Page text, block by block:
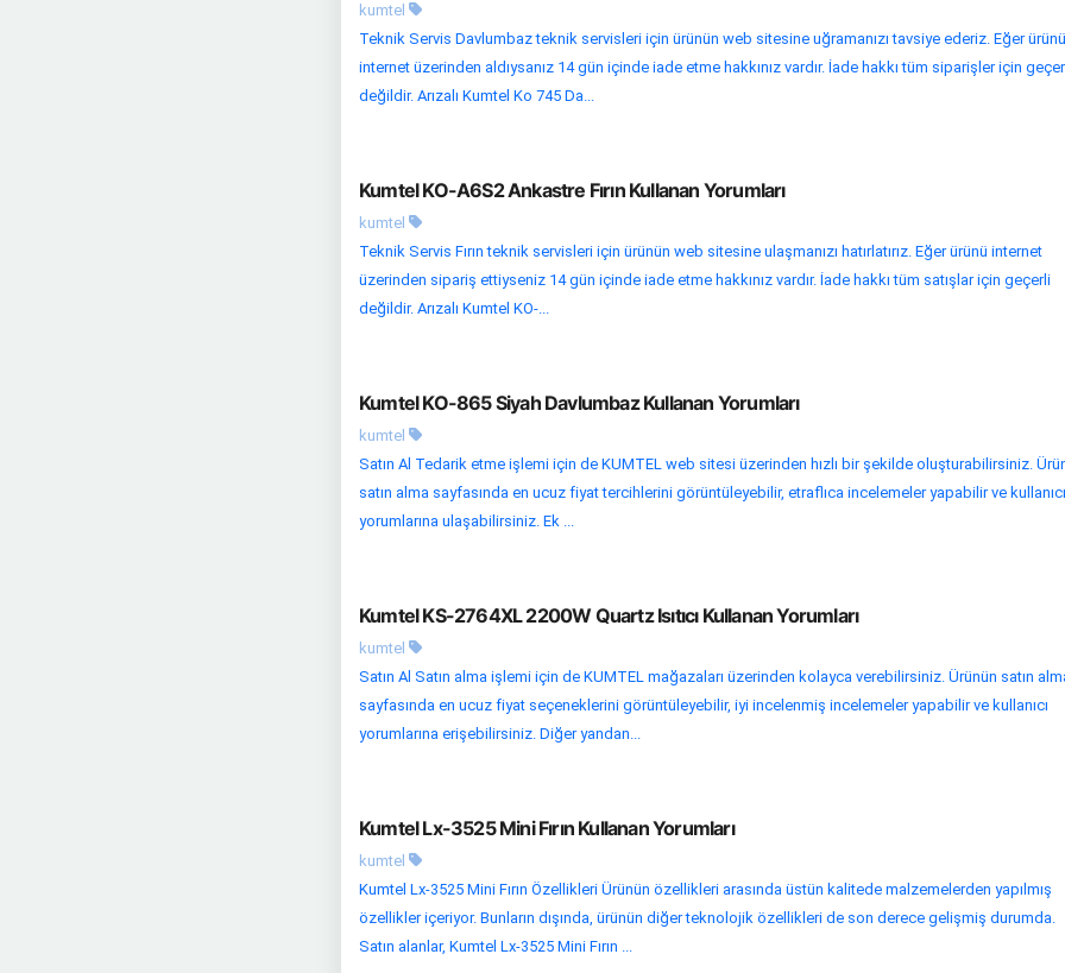
kumtel
Teknik Servis Davlumbaz teknik servisleri için ürünün web sitesine uğramanızı tavsiye ederiz. Eğer ürünü
internet üzerinden aldıysanız 14 gün içinde iade etme hakkınız vardır. İade hakkı tüm siparişler için
değildir. Arızalı Kumtel Ko 745 Da...
Kumtel KO-A6S2 Ankastre Fırın Kullanan Yorumları
kumtel
Teknik Servis Fırın teknik servisleri için ürünün web sitesine ulaşmanızı hatırlatırız. Eğer ürünü internet
üzerinden sipariş ettiyseniz 14 gün içinde iade etme hakkınız vardır. İade hakkı tüm satışlar için geçerli
değildir. Arızalı Kumtel KO-...
Kumtel KO-865 Siyah Davlumbaz Kullanan Yorumları
kumtel
Satın Al Tedarik etme işlemi için de KUMTEL web sitesi üzerinden hızlı bir şekilde oluşturabilirsiniz.
satın alma sayfasında en ucuz fiyat tercihlerini görüntüleyebilir, etraflıca incelemeler yapabilir ve kullanıcı
yorumlarına ulaşabilirsiniz. Ek ...
Kumtel KS-2764XL 2200W Quartz Isıtıcı Kullanan Yorumları
kumtel
Satın Al Satın alma işlemi için de KUMTEL mağazaları üzerinden kolayca verebilirsiniz. Ürünün satın
sayfasında en ucuz fiyat seçeneklerini görüntüleyebilir, iyi incelenmiş incelemeler yapabilir ve kullanıcı
yorumlarına erişebilirsiniz. Diğer yandan...
Kumtel Lx-3525 Mini Fırın Kullanan Yorumları
kumtel
Kumtel Lx-3525 Mini Fırın Özellikleri Ürünün özellikleri arasında üstün kalitede malzemelerden yapılmış
özellikler içeriyor. Bunların dışında, ürünün diğer teknolojik özellikleri de son derece gelişmiş durumda.
Satın alanlar, Kumtel Lx-3525 Mini Fırın ...